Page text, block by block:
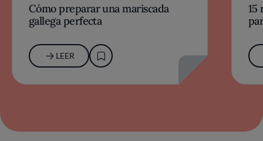
Cómo preparar una mariscada
gallega perfecta
LEER
15